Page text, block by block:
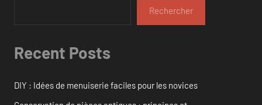
Rechercher
Recent Posts
DIY : Idées de menuiserie faciles pour les novices